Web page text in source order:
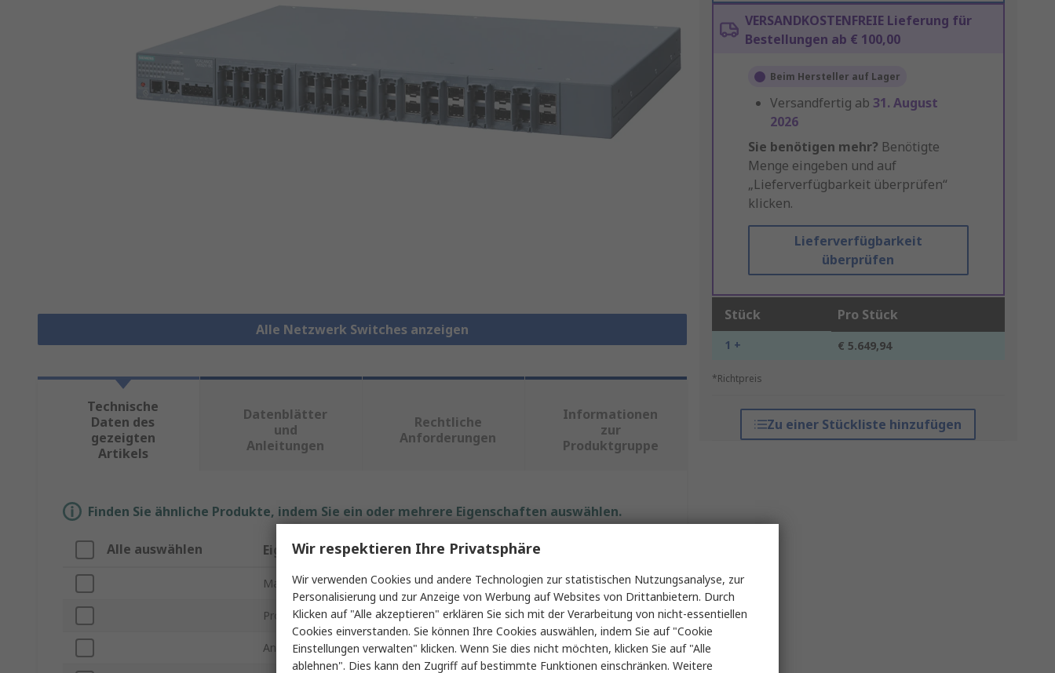
Alle Netzwerk Switches anzeigen
VERSANDKOSTENFREIE Lieferung für
Bestellungen ab € 100,00
Beim Hersteller auf Lager
Versandfertig ab 31. August
2026
Sie benötigen mehr? Benötigte
Menge eingeben und auf
„Lieferverfügbarkeit überprüfen“
klicken.
Lieferverfügbarkeit
überprüfen
Stück Pro Stück
1 + € 5.649,94
*Richtpreis
Zu einer Stückliste hinzufügen
Technische
Daten des
gezeigten
Artikels
Datenblätter
und
Anleitungen
Rechtliche
Anforderungen
Informationen
zur
Produktgruppe
Finden Sie ähnliche Produkte, indem Sie ein oder mehrere Eigenschaften auswählen.
Alle auswählen Eigenschaft Wert
Marke Siemens
Produkt Typ Netzwerk Switch
Anzahl der Anschlüsse 24
Wir respektieren Ihre Privatsphäre
Wir verwenden Cookies und andere Technologien zur statistischen Nutzungsanalyse, zur
Personalisierung und zur Anzeige von Werbung auf Websites von Drittanbietern. Durch
Klicken auf "Alle akzeptieren" erklären Sie sich mit der Verarbeitung von nicht-essentiellen
Cookies einverstanden. Sie können Ihre Cookies auswählen, indem Sie auf "Cookie
Einstellungen verwalten" klicken. Wenn Sie dies nicht möchten, klicken Sie auf "Alle
ablehnen". Dies kann den Zugriff auf bestimmte Funktionen einschränken. Weitere